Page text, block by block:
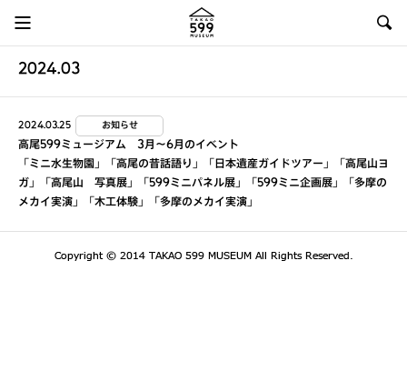
2024.03
2024.03.25 お知らせ
高尾599ミュージアム 3月～6月のイベント
「ミニ水生物園」「高尾の昔話語り」「日本遺産ガイドツアー」「高尾山ヨ
ガ」「高尾山 写真展」「599ミニパネル展」「599ミニ企画展」「多摩の
メカイ実演」「木工体験」「多摩のメカイ実演」